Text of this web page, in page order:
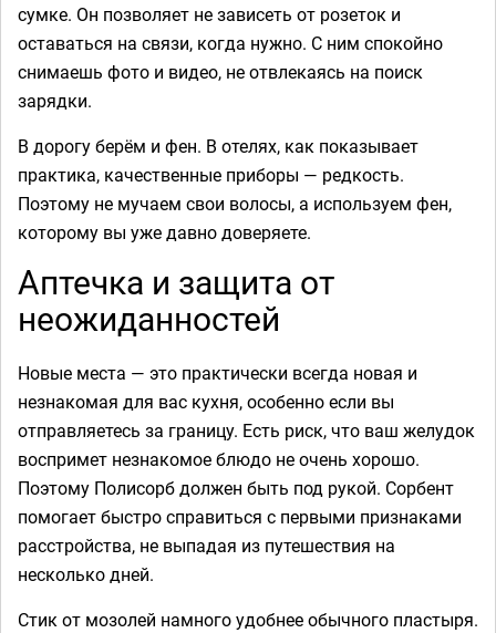
сумке. Он позволяет не зависеть от розеток и
оставаться на связи, когда нужно. С ним спокойно
снимаешь фото и видео, не отвлекаясь на поиск
зарядки.
В дорогу берём и фен. В отелях, как показывает
практика, качественные приборы — редкость.
Поэтому не мучаем свои волосы, а используем фен,
которому вы уже давно доверяете.
Аптечка и защита от
неожиданностей
Новые места — это практически всегда новая и
незнакомая для вас кухня, особенно если вы
отправляетесь за границу. Есть риск, что ваш желудок
воспримет незнакомое блюдо не очень хорошо.
Поэтому Полисорб должен быть под рукой. Сорбент
помогает быстро справиться с первыми признаками
расстройства, не выпадая из путешествия на
несколько дней.
Стик от мозолей намного удобнее обычного пластыря.